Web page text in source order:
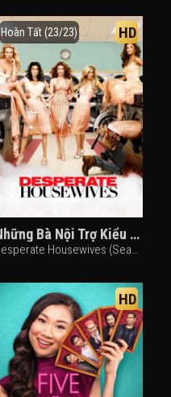
Hoàn Tất (23/23) HD
Những Bà Nội Trợ Kiểu Mỹ (Phần 3)
Desperate Housewives (Season 3) (2006)
HD